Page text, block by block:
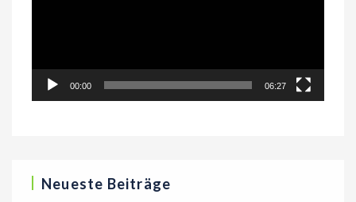
00:00 06:27
Neueste Beiträge